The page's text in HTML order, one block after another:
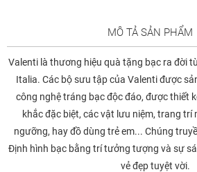
MÔ TẢ SẢN PHẨM
Valenti là thương hiệu quà tặng bạc ra đời
Italia. Các bộ sưu tập của Valenti được
công nghệ tráng bạc độc đáo, được thiết
khắc đặc biệt, các vật lưu niệm, trang trí
ngưỡng, hay đồ dùng trẻ em... Chúng
Định hình bạc bằng trí tưởng tượng và sự
vẻ đẹp tuyệt vời.